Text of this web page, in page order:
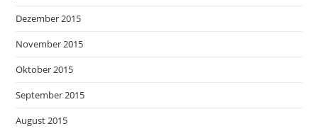
Dezember 2015
November 2015
Oktober 2015
September 2015
August 2015